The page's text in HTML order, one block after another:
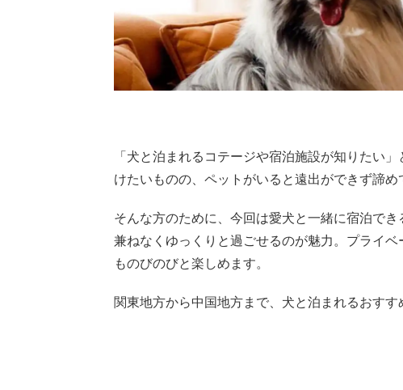
「犬と泊まれるコテージや宿泊施設が知りたい
けたいものの、ペットがいると遠出ができず諦め
そんな方のために、今回は愛犬と一緒に宿泊で
兼ねなくゆっくりと過ごせるのが魅力。プライ
ものびのびと楽しめます。
関東地方から中国地方まで、犬と泊まれるおすす